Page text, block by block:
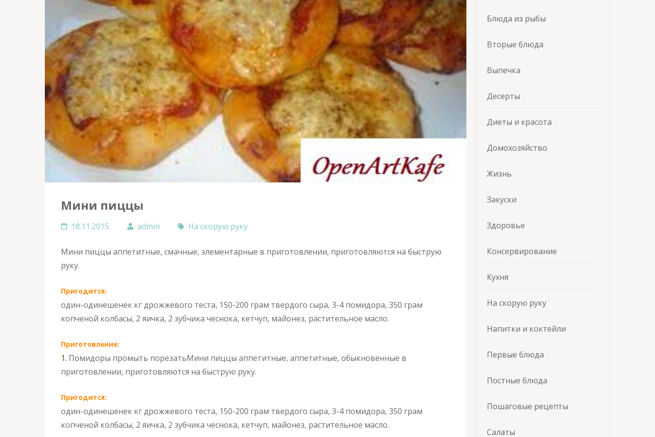
Мини пиццы
18.11.2015 admin На скорую руку
Мини пиццы аппетитные, смачные, элементарные в приготовлении, приготовляются на быструю
руку.
Пригодится:
один-одинешенек кг дрожжевого теста, 150-200 грам твердого сыра, 3-4 помидора, 350 грам
копченой колбасы, 2 яичка, 2 зубчика чеснока, кетчуп, майонез, растительное масло.
Приготовление:
1. Помидоры промыть порезатьМини пиццы аппетитные, аппетитные, обыкновенные в
приготовлении, приготовляются на быструю руку.
Пригодится:
один-одинешенек кг дрожжевого теста, 150-200 грам твердого сыра, 3-4 помидора, 350 грам
копченой колбасы, 2 яичка, 2 зубчика чеснока, кетчуп, майонез, растительное масло.
Блюда из рыбы
Вторые блюда
Выпечка
Десерты
Диеты и красота
Домохозяйство
Жизнь
Закуски
Здоровье
Консервирование
Кухня
На скорую руку
Напитки и коктейли
Первые блюда
Постные блюда
Пошаговые рецепты
Салаты